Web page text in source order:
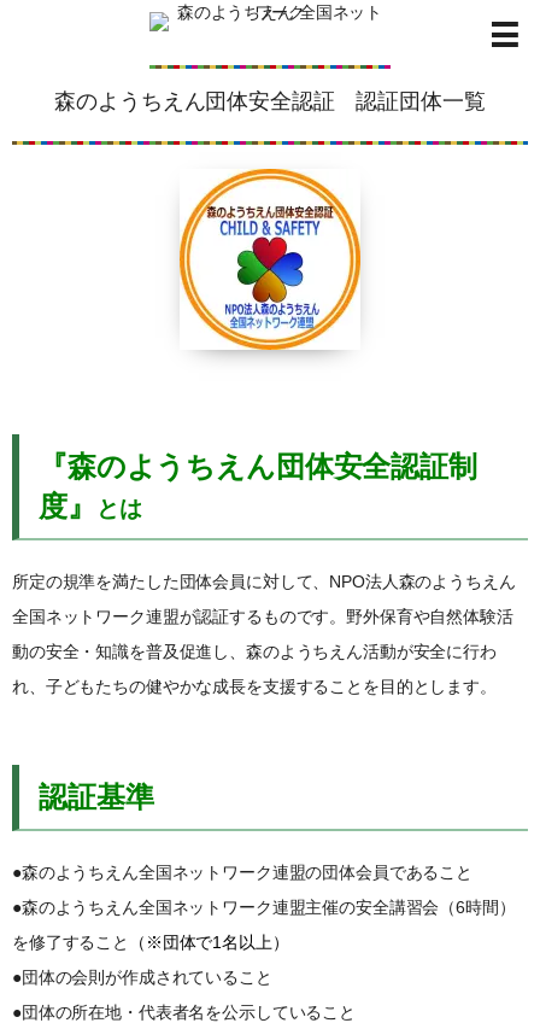
森のようちえん団体安全認証 認証団体一覧
『森のようちえん団体安全認証制
度』
とは
所定の規準を満たした団体会員に対して、NPO法人森のようちえん
全国ネットワーク連盟が認証するものです。野外保育や自然体験活
動の安全・知識を普及促進し、森のようちえん活動が安全に行わ
れ、子どもたちの健やかな成長を支援することを目的とします。
認証基準
●森のようちえん全国ネットワーク連盟の団体会員であること
●森のようちえん全国ネットワーク連盟主催の安全講習会（6時間）
を修了すること
（※団体で1名以上）
●団体の会則が作成されていること
●団体の所在地・代表者名を公示していること